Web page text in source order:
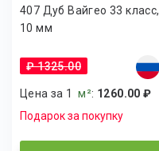
407 Дуб Вайгео 33 класс,
10 мм
₽ 1325.00
Цена за 1м²: 1260.00 ₽
Подарок за покупку